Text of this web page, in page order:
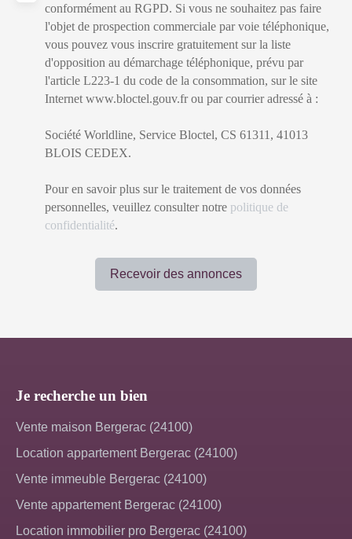
conformément au RGPD. Si vous ne souhaitez pas faire
l'objet de prospection commerciale par voie téléphonique,
vous pouvez vous inscrire gratuitement sur la liste
d'opposition au démarchage téléphonique, prévu par
l'article L223-1 du code de la consommation, sur le site
Internet www.bloctel.gouv.fr ou par courrier adressé à :
Société Worldline, Service Bloctel, CS 61311, 41013
BLOIS CEDEX.
Pour en savoir plus sur le traitement de vos données
personnelles, veuillez consulter notre politique de
confidentialité.
Recevoir des annonces
Je recherche un bien
Vente maison Bergerac (24100)
Location appartement Bergerac (24100)
Vente immeuble Bergerac (24100)
Vente appartement Bergerac (24100)
Location immobilier pro Bergerac (24100)